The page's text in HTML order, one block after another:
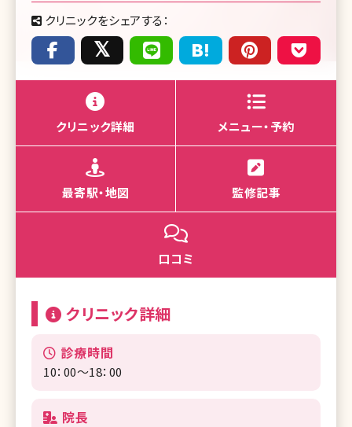
クリニックをシェアする：
クリニック詳細 メニュー・予約
最寄駅・地図 監修記事
口コミ
クリニック詳細
診療時間
10：00～18：00
院長